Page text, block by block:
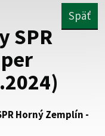
informácie iba
stránka
webového sídla.
SPR
Späť
Horný Zemplín -